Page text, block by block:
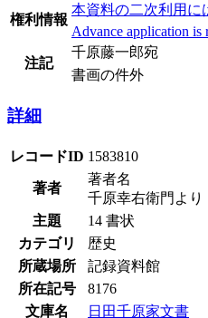
権利情報
本資料の二次利用に
Advance application is
注記
千原藤一郎宛
書画の件外
詳細
レコードID 1583810
著者
著者名
千原幸右衛門より
主題
14 書状
カテゴリ
歴史
所蔵場所
記録資料館
所在記号
8176
文庫名
日田千原家文書